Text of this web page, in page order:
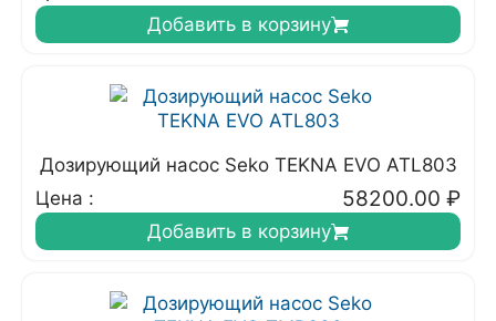
Добавить в корзину
Дозирующий насос Seko TEKNA EVO ATL803
Цена :
58200.00 ₽
Добавить в корзину